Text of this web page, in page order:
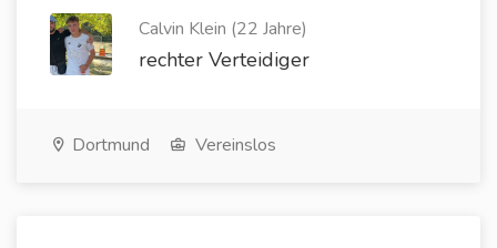
Calvin Klein (22 Jahre)
rechter Verteidiger
Dortmund Vereinslos